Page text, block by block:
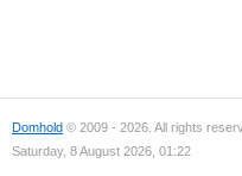
Domhold © 2009 - 2026. All rights
Saturday, 8 August 2026, 01:22